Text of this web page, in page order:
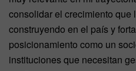
consolidar el crecimiento que
construyendo en el país y
posicionamiento como un
instituciones que necesitan